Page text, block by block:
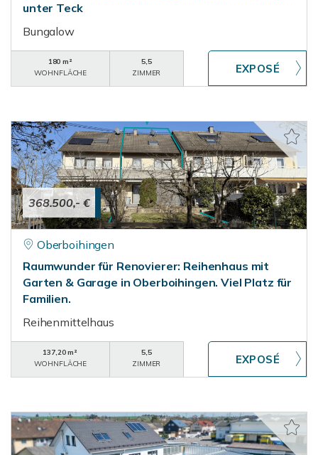
unter Teck
Bungalow
180 m²
WOHNFLÄCHE
5,5
ZIMMER
368.500,- €
Oberboihingen
Raumwunder für Renovierer: Reihenhaus mit
Garten & Garage in Oberboihingen. Viel Platz für
Familien.
Reihenmittelhaus
137,20 m²
WOHNFLÄCHE
5,5
ZIMMER